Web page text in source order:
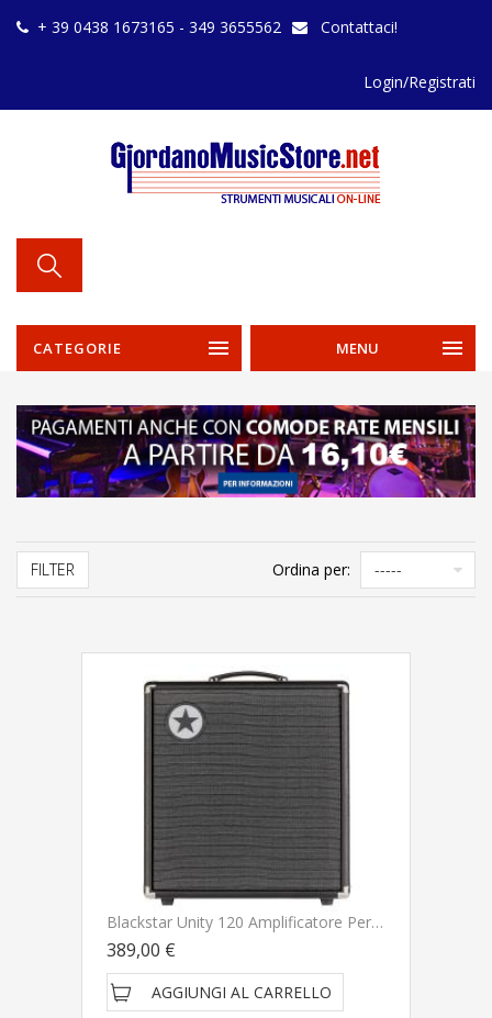
+ 39 0438 1673165 - 349 3655562 Contattaci!
Login/Registrati
CATEGORIE MENU
FILTER Ordina per:
Blackstar Unity 120 Amplificatore Per Basso DISPONIBILITA' IMMEDIATA - NUOVO ARRIVO
389,00 €
AGGIUNGI AL CARRELLO